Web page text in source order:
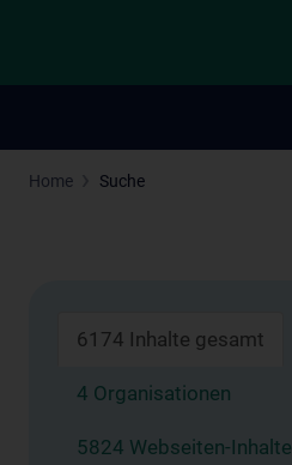
Home Suche
6174 Inhalte gesamt
4 Organisationen
5824 Webseiten-Inhalte